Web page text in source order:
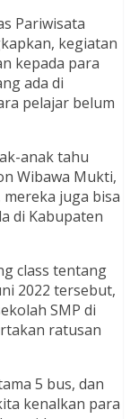
Pariwisata
kegiatan
kepada para
ada di
pelajar belum
anak tahu
Wibawa Mukti,
juga bisa
di Kabupaten
class tentang
2022 tersebut,
SMP di
ratusan
5 bus, dan
kenalkan para